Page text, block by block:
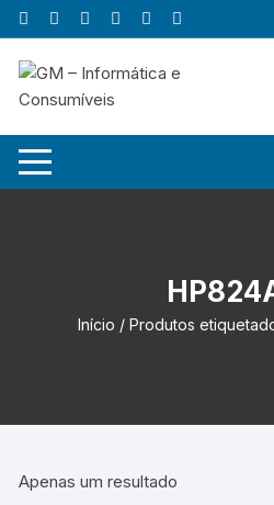
Skip
to
content
Início / Produtos
Apenas um resultado